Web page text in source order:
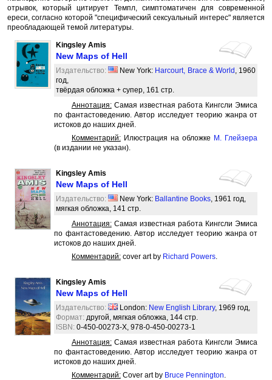
отрывок, который цитирует Темпл, симптоматичен для современной
ереси, согласно которой "специфический сексуальный интерес" является
преобладающей темой литературы.
Kingsley Amis
New Maps of Hell
Издательство: New York: Harcourt, Brace & World, 1960
год,
твёрдая обложка + супер, 161 стр.
Аннотация:Самая известная работа Кингсли Эмиса
по фантастоведению. Автор исследует теорию жанра от
истоков до наших дней.
Комментарий:Илюстрация на обложке М. Глейзера
(в издании не указан).
Kingsley Amis
New Maps of Hell
Издательство: New York: Ballantine Books, 1961 год,
мягкая обложка, 141 стр.
Аннотация:Самая известная работа Кингсли Эмиса
по фантастоведению. Автор исследует теорию жанра от
истоков до наших дней.
Комментарий:cover art by Richard Powers.
Kingsley Amis
New Maps of Hell
Издательство: London: New English Library, 1969 год,
Формат: другой, мягкая обложка, 144 стр.
ISBN: 0-450-00273-X, 978-0-450-00273-1
Аннотация:Самая известная работа Кингсли Эмиса
по фантастоведению. Автор исследует теорию жанра от
истоков до наших дней.
Комментарий:Cover art by Bruce Pennington.